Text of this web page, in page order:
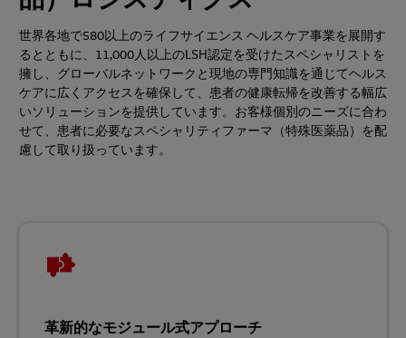
世界各地で580以上のライフサイエンス ヘルスケア事業を展開す
るとともに、11,000人以上のLSH認定を受けたスペシャリストを
擁し、グローバルネットワークと現地の専門知識を通じてヘルス
ケアに広くアクセスを確保して、患者の健康転帰を改善する幅広
いソリューションを提供しています。お客様個別のニーズに合わ
せて、患者に必要なスペシャリティファーマ（特殊医薬品）を配
慮して取り扱っています。
革新的なモジュール式アプローチ